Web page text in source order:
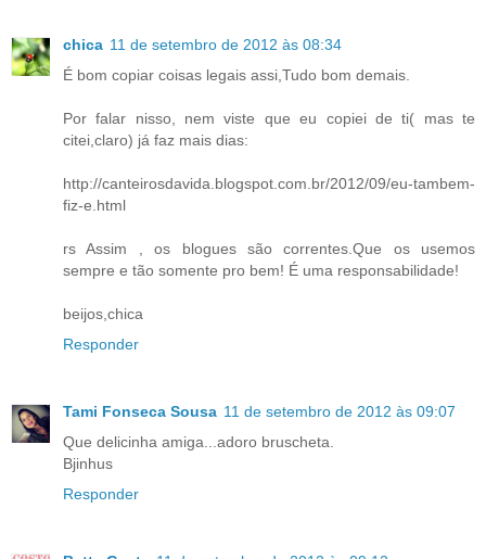
chica 11 de setembro de 2012 às 08:34
É bom copiar coisas legais assi,Tudo bom demais.
Por falar nisso, nem viste que eu copiei de ti( mas te
citei,claro) já faz mais dias:
http://canteirosdavida.blogspot.com.br/2012/09/eu-tambem-
fiz-e.html
rs Assim , os blogues são correntes.Que os usemos
sempre e tão somente pro bem! É uma responsabilidade!
beijos,chica
Responder
Tami Fonseca Sousa 11 de setembro de 2012 às 09:07
Que delicinha amiga...adoro bruscheta.
Bjinhus
Responder